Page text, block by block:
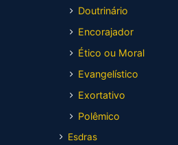
Doutrinário
Encorajador
Ético ou Moral
Evangelístico
Exortativo
Polêmico
Esdras